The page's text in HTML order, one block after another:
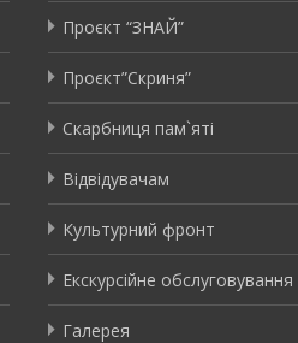
Проєкт “ЗНАЙ”
Проєкт”Скриня”
Скарбниця пам`яті
Відвідувачам
Культурний фронт
Екскурсійне обслуговування
Галерея